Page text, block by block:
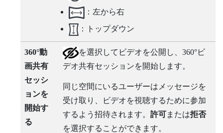
：左から右
：トップダウン
360°動
画共有
セッシ
ョンを
開始す
る
を選択してビデオを公開し、360°ビ
デオ共有セッションを開始します。
同じ空間にいるユーザーはメッセージを
受け取り、ビデオを視聴するために参加
するよう招待されます。 許可または拒否
を選択することができます。